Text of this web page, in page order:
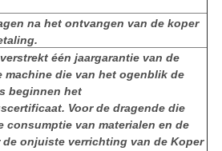
na het ontvangen van de koper
één jaargarantie van de
machine die van het ogenblik de
beginnen het
Voor de dragende die
consumptie van materialen en de
onjuiste verrichting van de Koper